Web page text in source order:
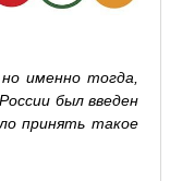
именно тогда,
был введен
принять такое